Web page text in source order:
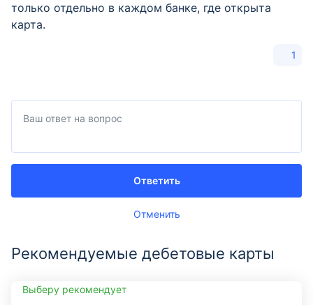
только отдельно в каждом банке, где открыта
карта.
1
Отменить
Ответить
Рекомендуемые дебетовые карты
Выберу рекомендует